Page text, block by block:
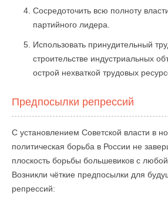
Сосредоточить всю полноту
партийного лидера.
Использовать принудительный
строительстве индустриальных
острой нехваткой трудовых
Предпосылки репрессий
С установлением Советской власти в
политическая борьба в России не
плоскость борьбы большевиков с
Возникли чёткие предпосылки для
репрессий: